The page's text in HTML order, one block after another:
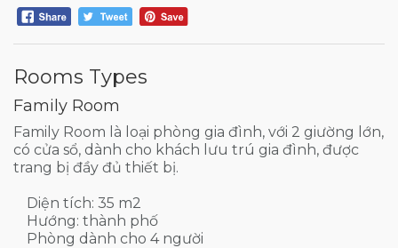
Rooms Types
Family Room
Family Room là loại phòng gia đình, với 2 giường lớn,
có cửa sổ, dành cho khách lưu trú gia đình, được
trang bị đầy đủ thiết bị.
Diện tích: 35 m2
Hướng: thành phố
Phòng dành cho 4 người